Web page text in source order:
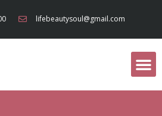
lifebeautysoul@gmail.com